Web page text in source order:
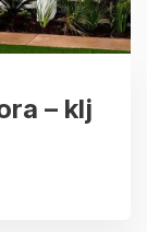
– klj